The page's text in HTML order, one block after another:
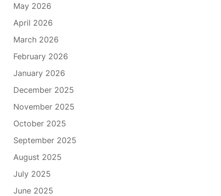
May 2026
April 2026
March 2026
February 2026
January 2026
December 2025
November 2025
October 2025
September 2025
August 2025
July 2025
June 2025